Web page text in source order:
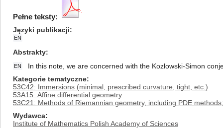
Pełne teksty:
Języki publikacji
EN
Abstrakty
EN
In this note, we are concerned with the Kozlowski-Simon
Kategorie tematyczne
53C42: Immersions (minimal, prescribed curvature, tight, etc.)
53A15: Affine differential geometry
53C21: Methods of Riemannian geometry, including PDE
Wydawca
Institute of Mathematics Polish Academy of Sciences